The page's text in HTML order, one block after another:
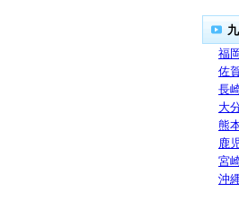
福
佐
長
大
熊
鹿
宮
沖